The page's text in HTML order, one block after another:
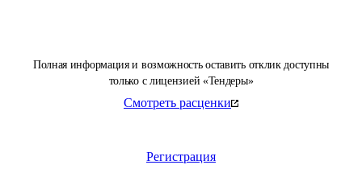
Полная информация и возможность оставить отклик доступны
только с лицензией «Тендеры»
Смотреть расценки
Регистрация